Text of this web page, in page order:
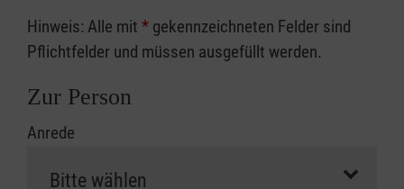
Hinweis: Alle mit * gekennzeichneten Felder sind
Pflichtfelder und müssen ausgefüllt werden.
Zur Person
Anrede